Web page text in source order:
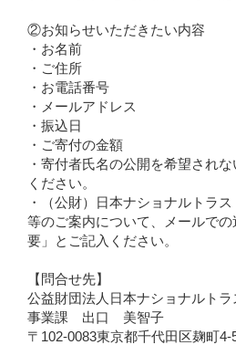
②お知らせいただきたい内容
・お名前
・ご住所
・お電話番号
・メールアドレス
・振込日
・ご寄付の金額
・寄付者氏名の公開を希望され
ください。
・（公財）日本ナショナルトラ
等のご案内について、メールで
要」とご記入ください。
【問合せ先】
公益財団法人日本ナショナルトラ
事業課 出口 美智子
〒102-0083東京都千代田区麹町